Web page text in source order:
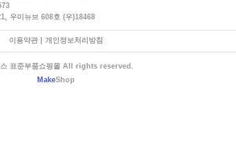
우미뉴브 608호 (우)18468
이용약관| 개인정보처리방침
표준부품쇼핑몰 All rights reserved.
MakeShop